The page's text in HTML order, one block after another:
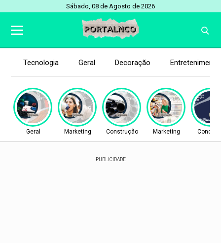
Sábado, 08 de Agosto de 2026
Tecnologia Geral Decoração Entretenimento
Geral Marketing Construção Marketing
PUBLICIDADE